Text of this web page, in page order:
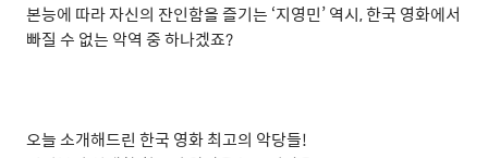
본능에 따라 자신의 잔인함을 즐기는 ‘지영민’역시,한국 영화에서
빠질 수 없는 악역 중 하나겠죠?
오늘 소개해드린 한국 영화 최고의 악당들!